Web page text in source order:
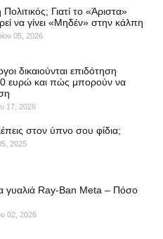
Πολιτικός; Γιατί το «Άριστα»
να γίνει «Μηδέν» στην κάλπη
05, 2026
δικαιούνται επιδότηση
ευρώ και πώς μπορούν να
17, 2026
στον ύπνο σου φίδια;
2025
γυαλιά Ray-Ban Meta – Πόσο
02, 2026